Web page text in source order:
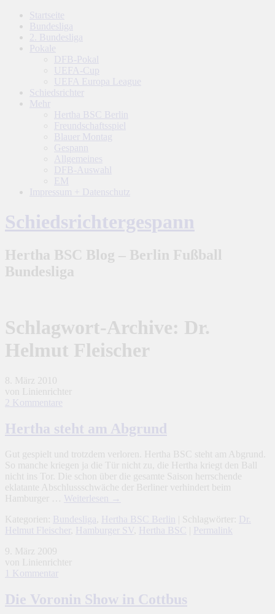
Startseite
Bundesliga
2. Bundesliga
Pokale
DFB-Pokal
UEFA-Cup
UEFA Europa League
Schiedsrichter
Mehr
Hertha BSC Berlin
Freundschaftsspiel
Blauer Montag
Gespann
Allgemeines
DFB-Auswahl
EM
Impressum + Datenschutz
Schiedsrichtergespann
Hertha BSC Blog – Berlin Fußball
Bundesliga
Schlagwort-Archive: Dr.
Helmut Fleischer
8. März 2010
von Linienrichter
2 Kommentare
Hertha steht am Abgrund
Gut gespielt und trotzdem verloren. Hertha BSC steht am Abgrund.
So manche kriegen ja die Tür nicht zu, die Hertha kriegt den Ball
nicht ins Tor. Die schon über die gesamte Saison herrschende
eklatante Abschlussschwäche der Berliner verhindert beim
Hamburger … Weiterlesen →
Kategorien:
Bundesliga, Hertha BSC Berlin | Schlagwörter:
Dr.
Helmut Fleischer , Hamburger SV , Hertha BSC
Permalink
9. März 2009
von Linienrichter
1 Kommentar
Die Voronin Show in Cottbus